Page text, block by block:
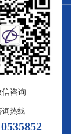
信咨询
询热线